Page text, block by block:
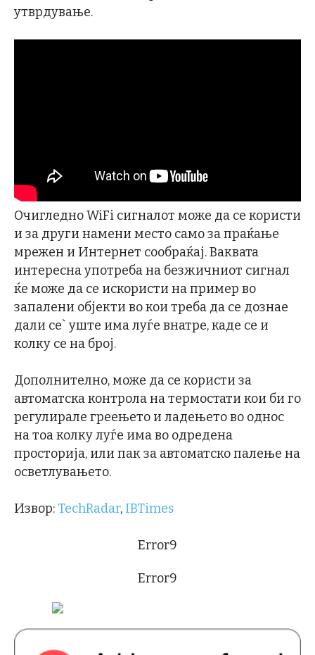
утврдување.
Очигледно WiFi сигналот може да се користи
и за други намени место само за праќање
мрежен и Интернет сообраќај. Ваквата
интересна употреба на безжичниот сигнал
ќе може да се искористи на пример во
запалени објекти во кои треба да се дознае
дали се` уште има луѓе внатре, каде се и
колку се на број.
Дополнително, може да се користи за
автоматска контрола на термостати кои би го
регулирале греењето и ладењето во однос
на тоа колку луѓе има во одредена
просторија, или пак за автоматско палење на
осветлувањето.
Извор: TechRadar, IBTimes
Error9
Error9